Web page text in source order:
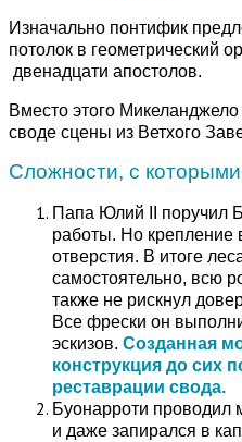
Изначально понтифик
потолок в геометрический
двенадцати апостолов.
Вместо этого
своде сцены из Ветхого
Сложности, с которыми
Папа Юлий II поручил
работы. Но крепление
отверстия. В итоге
самостоятельно, всю
также не рискнул
Все фрески он
эскизов. Созданная
конструкция до сих
реставрации свода.
Буонарроти проводил
и даже запирался в